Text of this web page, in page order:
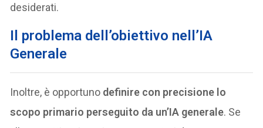
desiderati.
Il problema dell’obiettivo nell’IA
Generale
Inoltre, è opportuno definire con precisione lo
scopo primario perseguito da un’IA generale. Se